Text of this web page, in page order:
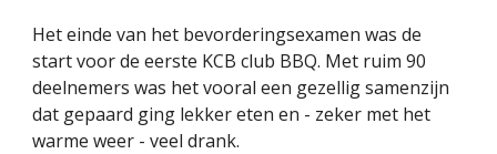
Het einde van het bevorderingsexamen was de
start voor de eerste KCB club BBQ. Met ruim 90
deelnemers was het vooral een gezellig samenzijn
dat gepaard ging lekker eten en - zeker met het
warme weer - veel drank.